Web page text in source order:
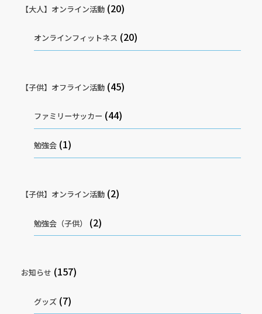
【大人】オンライン活動(20)
オンラインフィットネス (20)
【子供】オフライン活動(45)
ファミリーサッカー (44)
勉強会 (1)
【子供】オンライン活動(2)
勉強会（子供） (2)
お知らせ (157)
グッズ (7)